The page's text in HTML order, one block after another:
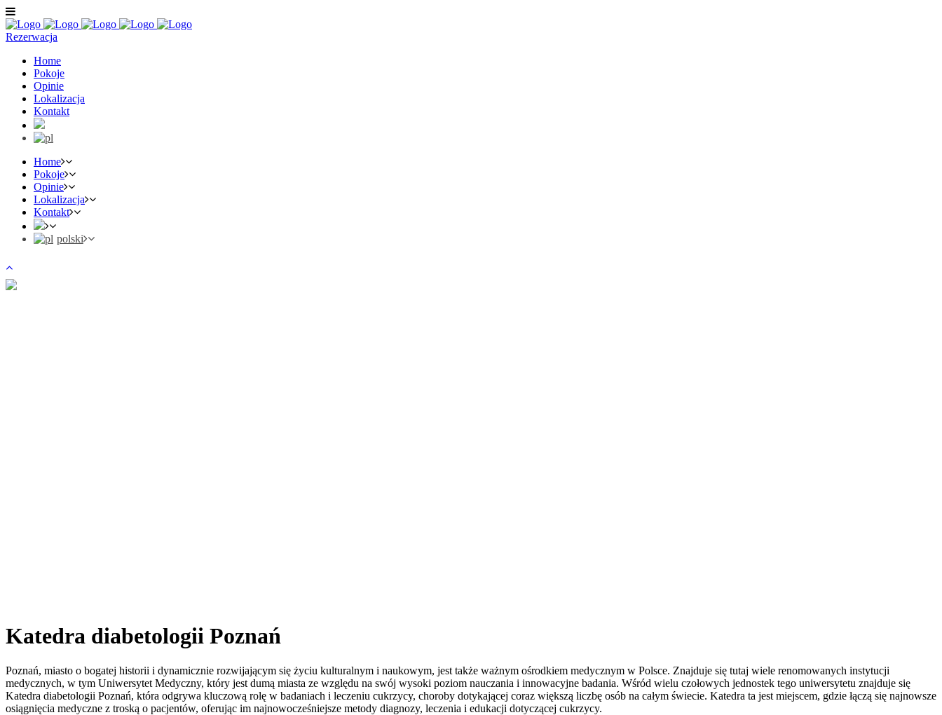
Rezerwacja
Home
Pokoje
Opinie
Lokalizacja
Kontakt
Home
Pokoje
Opinie
Lokalizacja
Kontakt
polski
Katedra diabetologii Poznań
Poznań, miasto o bogatej historii i dynamicznie rozwijającym się życiu kulturalnym i naukowym, jest także ważnym ośrodkiem medycznym w Polsce. Znajduje się tutaj wiele renomowanych instytucji
medycznych, w tym Uniwersytet Medyczny, który jest dumą miasta ze względu na swój wysoki poziom nauczania i innowacyjne badania. Wśród wielu czołowych jednostek tego uniwersytetu znajduje się
Katedra diabetologii Poznań, która odgrywa kluczową rolę w badaniach i leczeniu cukrzycy, choroby dotykającej coraz większą liczbę osób na całym świecie. Katedra ta jest miejscem, gdzie łączą się najnowsze
osiągnięcia medyczne z troską o pacjentów, oferując im najnowocześniejsze metody diagnozy, leczenia i edukacji dotyczącej cukrzycy.